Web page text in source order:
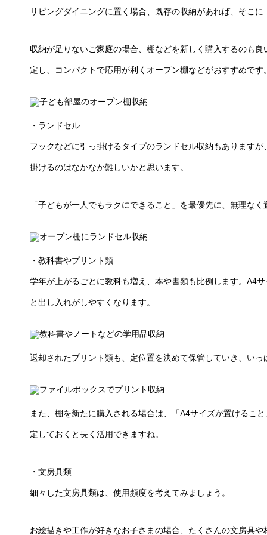
リビングダイニングに置く場合、既存の収納があれば、そこ
収納が足りないご家庭の場合、棚などを新しく購入するのも
定し、コンパクトで応用が利くオープン棚などがおすすめです
・ランドセル
フックなどに引っ掛けるタイプのランドセル収納もあります
掛けるのはなかなか難しいかと思います。
「子どもが一人でもラクにできること」を最優先に、無理な
・教科書やプリント類
学年が上がるごとに教科も増え、本や書類も比例します。A4
と出し入れがしやすくなります。
返却されたプリント類も、定位置を決めて保管していき、い
また、棚を新たに購入される場合は、「A4サイズが置けるこ
定しておくと長く活用できますね。
・文房具類
細々した文房具類は、使用頻度を考えてみましょう。
お絵描きや工作が好きなお子さまの場合、たくさんの文房具